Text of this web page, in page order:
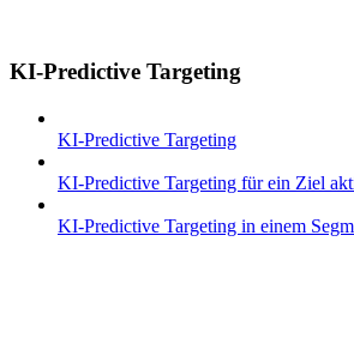
KI-Predictive Targeting
KI-Predictive Targeting
KI-Predictive Targeting für ein Ziel
KI-Predictive Targeting in einem